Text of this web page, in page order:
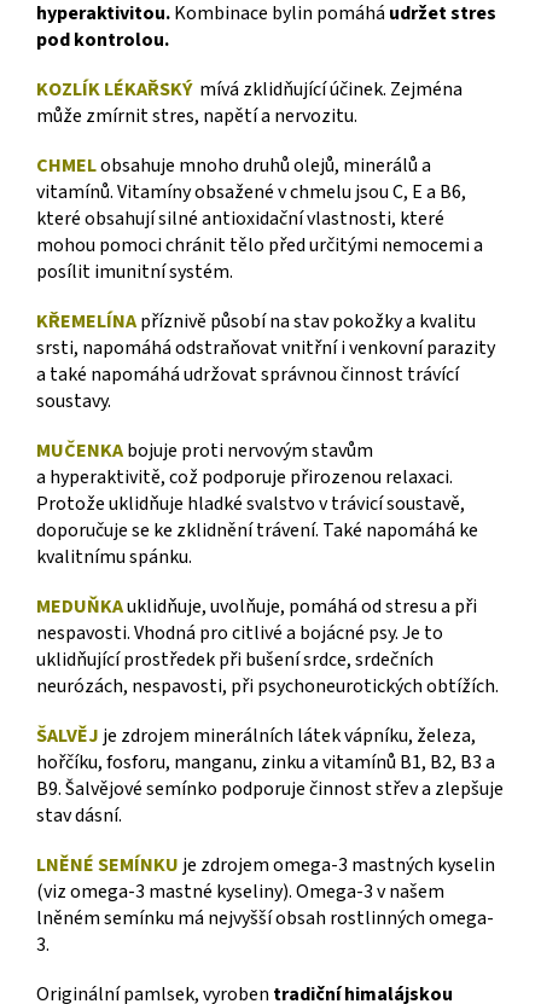
hyperaktivitou.Kombinace bylin pomáhá udržet stres
pod kontrolou.
KOZLÍK LÉKAŘSKÝ mívá zklidňující účinek. Zejména
může zmírnit stres, napětí a nervozitu.
CHMELobsahuje mnoho druhů olejů, minerálů a
vitamínů. Vitamíny obsažené v chmelu jsou C, E a B6,
které obsahují silné antioxidační vlastnosti, které
mohou pomoci chránit tělo před určitými nemocemi a
posílit imunitní systém.
KŘEMELÍNApříznivě působí na stav pokožky a kvalitu
srsti, napomáhá odstraňovat vnitřní i venkovní parazity
a také napomáhá udržovat správnou činnost trávící
soustavy.
MUČENKAbojuje proti nervovým stavům
a hyperaktivitě, což podporuje přirozenou relaxaci.
Protože uklidňuje hladké svalstvo v trávicí soustavě,
doporučuje se ke zklidnění trávení. Také napomáhá ke
kvalitnímu spánku.
MEDUŇKAuklidňuje, uvolňuje, pomáhá od stresu a při
nespavosti. Vhodná pro citlivé a bojácné psy.Je to
uklidňující prostředek při bušení srdce, srdečních
neurózách, nespavosti, při psychoneurotických obtížích.
ŠALVĚJ je zdrojem minerálních látek vápníku, železa,
hořčíku, fosforu, manganu, zinku a vitamínů B1, B2, B3 a
B9. Šalvějové semínko podporuje činnost střev a zlepšuje
stav dásní.
LNĚNÉ SEMÍNKU je zdrojem omega-3 mastných kyselin
(viz omega-3 mastné kyseliny). Omega-3 v našem
lněném semínku má nejvyšší obsah rostlinných omega-
3.
Originální pamlsek, vyroben tradiční himalájskou